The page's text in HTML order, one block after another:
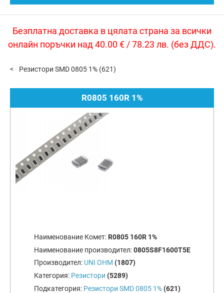
Безплатна доставка в цялата страна за всички
онлайн поръчки над 40.00 € / 78.23 лв. (без ДДС).
Резистори SMD 0805 1% (621)
R0805 160R 1%
Наименование Комет: R0805 160R 1%
Наименование производител:0805S8F1600T5E
Производител: UNI OHM (1807)
Категория: Резистори (5289)
Подкатегория: Резистори SMD 0805 1% (621)